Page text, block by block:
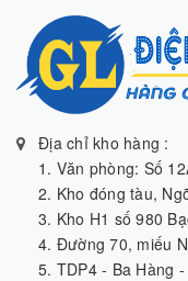
Địa chỉ kho hàng :
1. Văn phòng: Số
2. Kho đóng tàu,
3. Kho H1 số 980
4. Đường 70, miếu
5. TDP4 - Ba Hàng